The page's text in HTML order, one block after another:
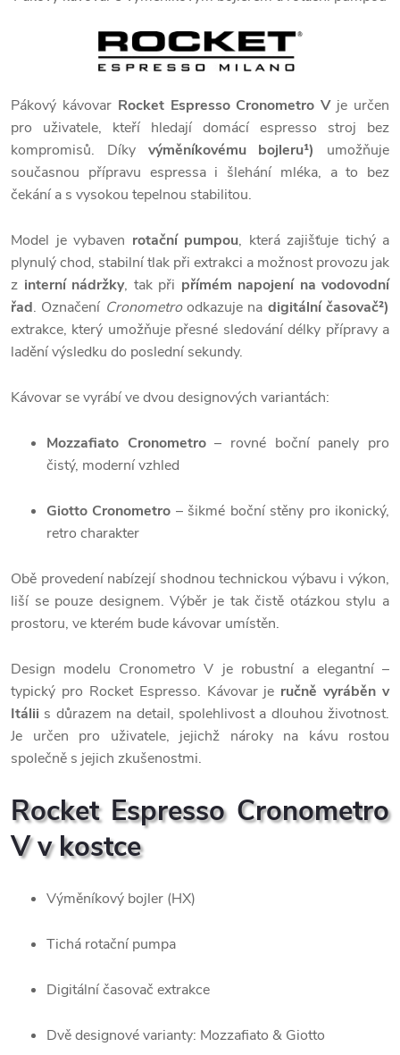
Pákový kávovar Rocket EspressoCronometro Vje určen
pro uživatele, kteří hledají domácí espresso stroj bez
kompromisů. Díky výměníkovému bojleru¹)
umožňuje
současnou přípravu espressa i šlehání mléka, a to bez
čekání a s vysokou tepelnou stabilitou.
Model je vybaven rotační pumpou, která zajišťuje tichý a
plynulý chod, stabilní tlak při extrakci a možnost provozu jak
z interní nádržky, tak při přímém napojení na vodovodní
řad. Označení Cronometroodkazuje na digitální časovač²)
extrakce, který umožňuje přesné sledování délky přípravy a
ladění výsledku do poslední sekundy.
Kávovar se vyrábí ve dvou designových variantách:
Mozzafiato Cronometro– rovné boční panely pro
čistý, moderní vzhled
Giotto Cronometro – šikmé boční stěny pro ikonický,
retro charakter
Obě provedení nabízejí shodnou technickou výbavu i výkon,
liší se pouze designem. Výběr je tak čistě otázkou stylu a
prostoru, ve kterém bude kávovar umístěn.
Design modelu Cronometro V je robustní a elegantní –
typický pro Rocket Espresso. Kávovar je ručně vyráběn v
Itálii s důrazem na detail, spolehlivost a dlouhou životnost.
Je určen pro uživatele, jejichž nároky na kávu rostou
společně s jejich zkušenostmi.
Rocket Espresso Cronometro
V v kostce
Výměníkový bojler (HX)
Tichá rotační pumpa
Digitální časovač extrakce
Dvě designové varianty: Mozzafiato & Giotto